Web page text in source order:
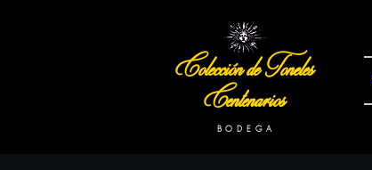
Colección de Toneles
Centenarios
B O D E G A